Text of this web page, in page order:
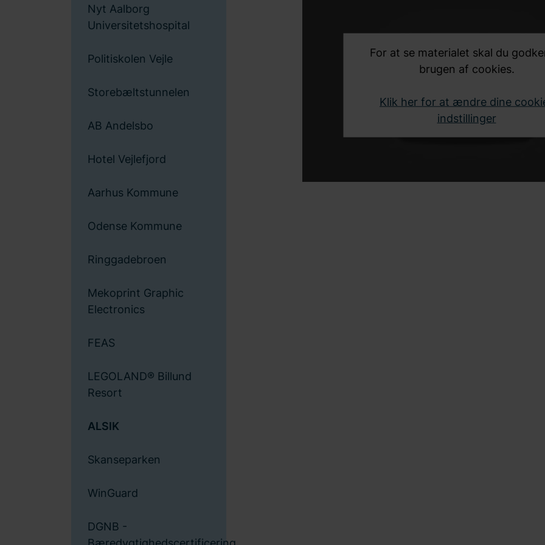
Nyt Aalborg
Universitetshospital
Politiskolen Vejle
Storebæltstunnelen
AB Andelsbo
Hotel Vejlefjord
Aarhus Kommune
Odense Kommune
Ringgadebroen
Mekoprint Graphic
Electronics
FEAS
LEGOLAND® Billund
Resort
ALSIK
Skanseparken
WinGuard
DGNB -
For at se materialet skal du
brugen af cookies.
Klik her for at ændre dine
indstillinger